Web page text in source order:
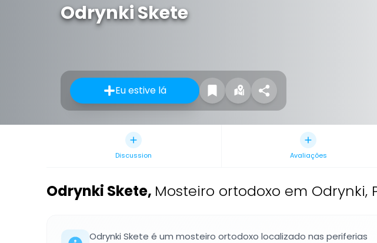
Odrynki Skete
Eu estive lá
Discussion Avaliações
Odrynki Skete, Mosteiro ortodoxo em Odrynki,
Odrynki Skete é um mosteiro ortodoxo localizado nas periferias